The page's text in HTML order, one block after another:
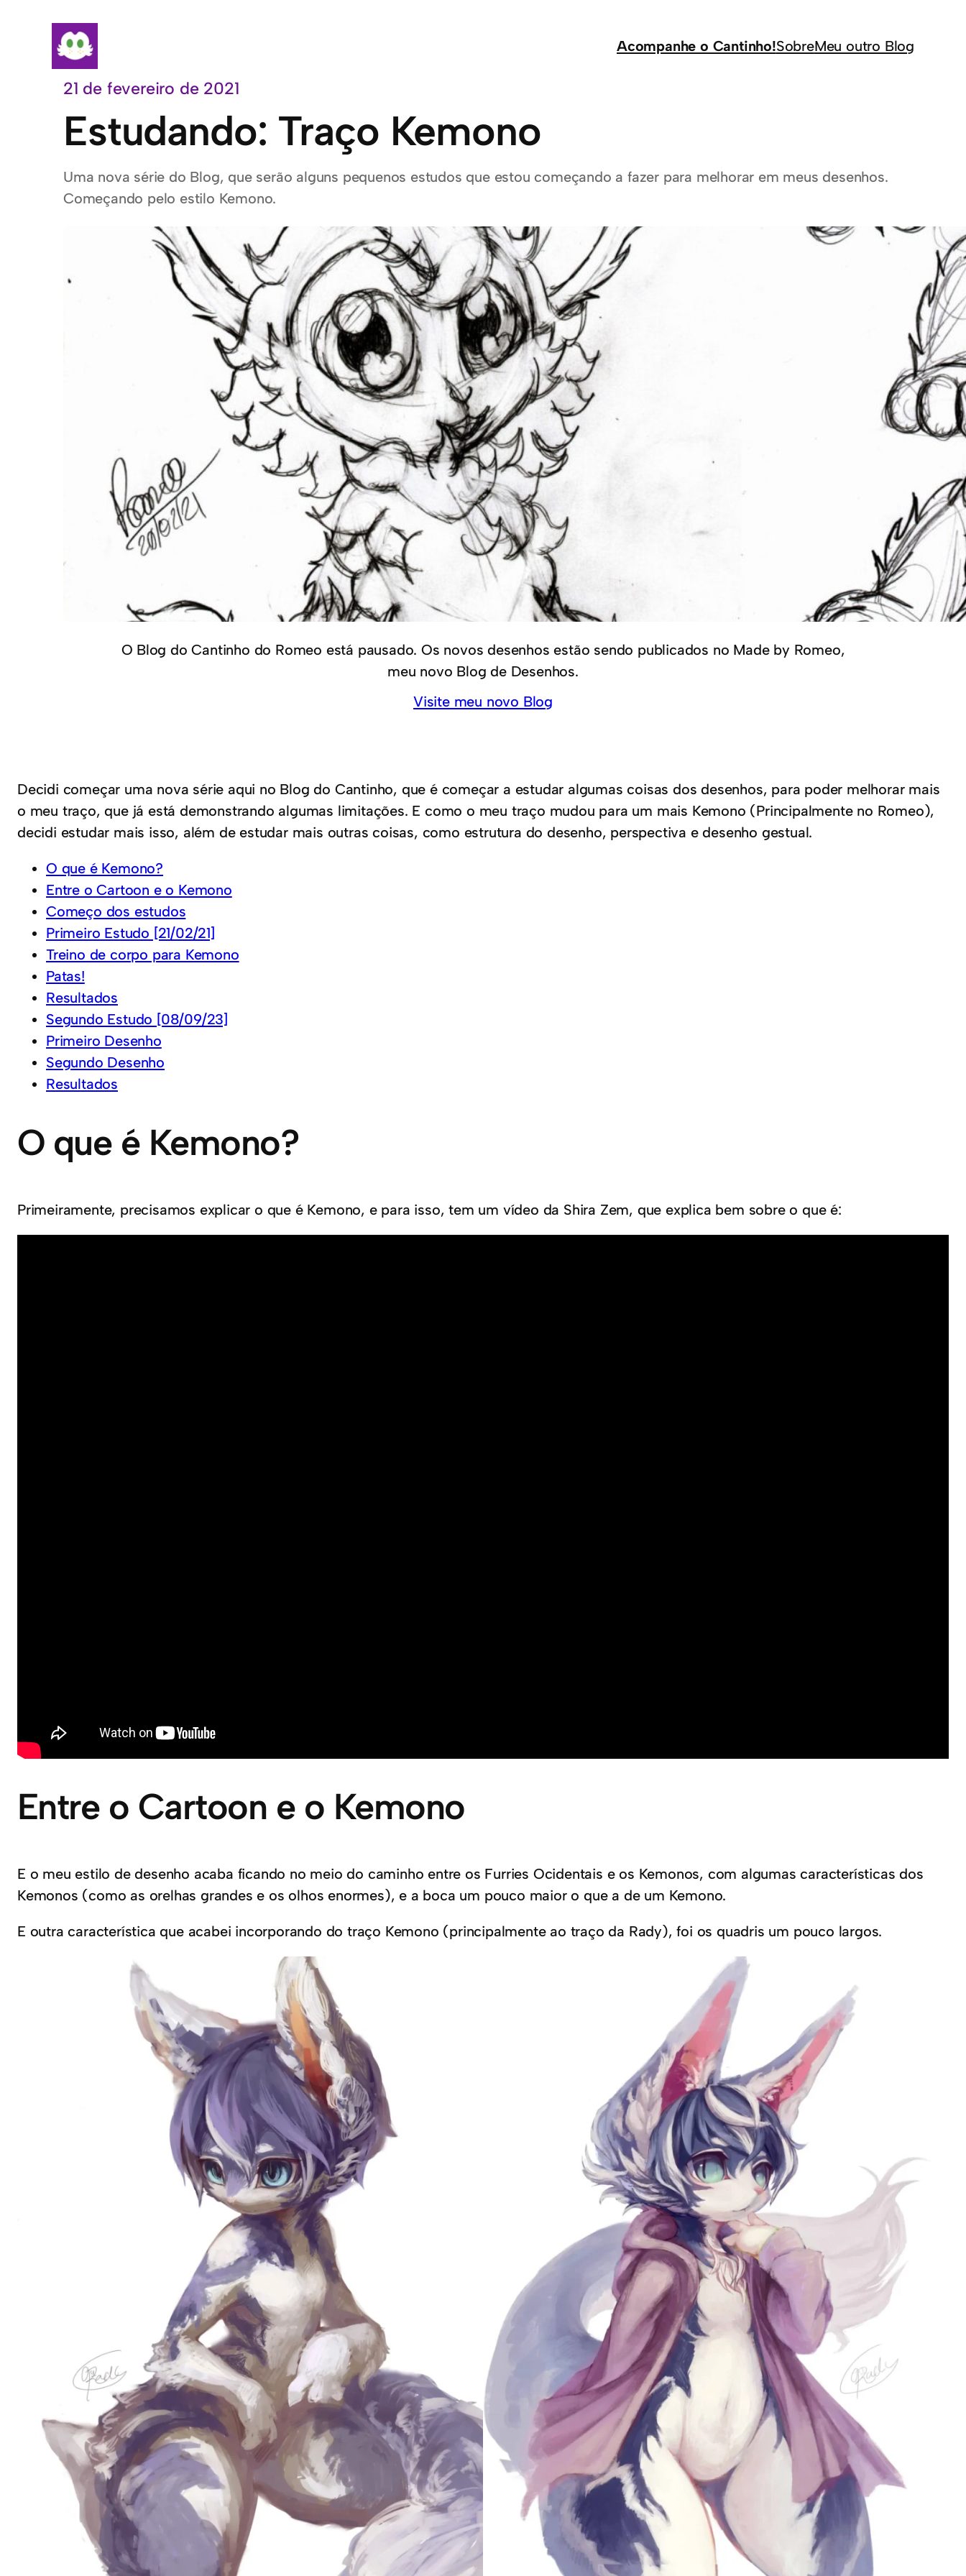
conteúdo
Acompanhe o Cantinho!SobreMeu outro Blog
21 de fevereiro de 2021
Estudando: Traço Kemono
Uma nova série do Blog, que serão alguns pequenos estudos que estou começando a fazer para melhorar em meus desenhos.
Começando pelo estilo Kemono.
O Blog do Cantinho do Romeo está pausado. Os novos desenhos estão sendo publicados no Made by Romeo,
meu novo Blog de Desenhos.
Visite meu novo Blog
Decidi começar uma nova série aqui no Blog do Cantinho, que é começar a estudar algumas coisas dos desenhos, para poder melhorar mais
o meu traço, que já está demonstrando algumas limitações. E como o meu traço mudou para um mais Kemono (Principalmente no Romeo),
decidi estudar mais isso, além de estudar mais outras coisas, como estrutura do desenho, perspectiva e desenho gestual.
O que é Kemono?
Entre o Cartoon e o Kemono
Começo dos estudos
Primeiro Estudo [21/02/21]
Treino de corpo para Kemono
Patas!
Resultados
Segundo Estudo [08/09/23]
Primeiro Desenho
Segundo Desenho
Resultados
O que é Kemono?
Primeiramente, precisamos explicar o que é Kemono, e para isso, tem um vídeo da Shira Zem, que explica bem sobre o que é:
Entre o Cartoon e o Kemono
E o meu estilo de desenho acaba ficando no meio do caminho entre os Furries Ocidentais e os Kemonos, com algumas características dos
Kemonos (como as orelhas grandes e os olhos enormes), e a boca um pouco maior o que a de um Kemono.
E outra característica que acabei incorporando do traço Kemono (principalmente ao traço da Rady), foi os quadris um pouco largos.